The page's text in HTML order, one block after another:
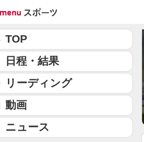
TOP
日程・結果
リーディング
動画
ニュース